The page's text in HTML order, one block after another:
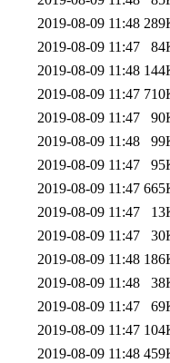
2019-08-09 11:48
2019-08-09 11:47
2019-08-09 11:48
2019-08-09 11:47
2019-08-09 11:47
2019-08-09 11:48
2019-08-09 11:47
2019-08-09 11:47
2019-08-09 11:47
2019-08-09 11:47
2019-08-09 11:48
2019-08-09 11:48
2019-08-09 11:47
2019-08-09 11:47
2019-08-09 11:48